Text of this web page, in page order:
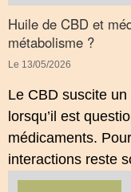
Huile de CBD et
métabolisme ?
Le 13/05/2026
Le CBD suscite
lorsqu’il est
médicaments.
interactions reste
légal français